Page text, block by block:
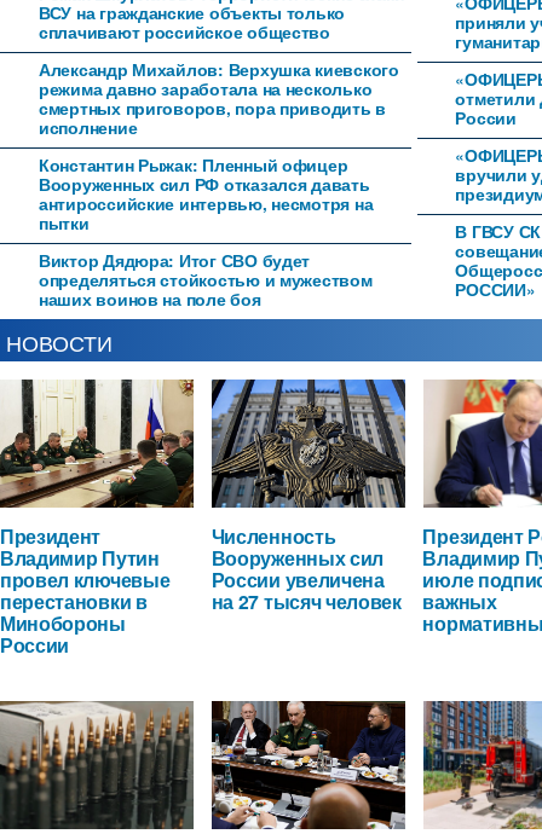
ВСУ на гражданские объекты только
сплачивают российское общество
Александр Михайлов: Верхушка киевского
режима давно заработала на несколько
смертных приговоров, пора приводить в
исполнение
Константин Рыжак: Пленный офицер
Вооруженных сил РФ отказался давать
антироссийские интервью, несмотря на
пытки
Виктор Дядюра: Итог СВО будет
определяться стойкостью и мужеством
наших воинов на поле боя
приняли
отметили
России
вручили
В ГВСУ СК
РОССИИ»
НОВОСТИ
Президент
Владимир Путин
провел ключевые
перестановки в
Минобороны
России
Численность
Вооруженных сил
России увеличена
на 27 тысяч человек
Президент
Владимир
июле
важных